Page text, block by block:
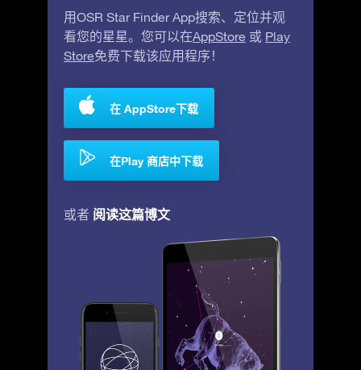
用OSR Star Finder App搜索、定位并观
看您的星星。您可以在AppStore 或 Play
Store免费下载该应用程序！
在 AppStore下载
在Play 商店中下载
或者 阅读这篇博文